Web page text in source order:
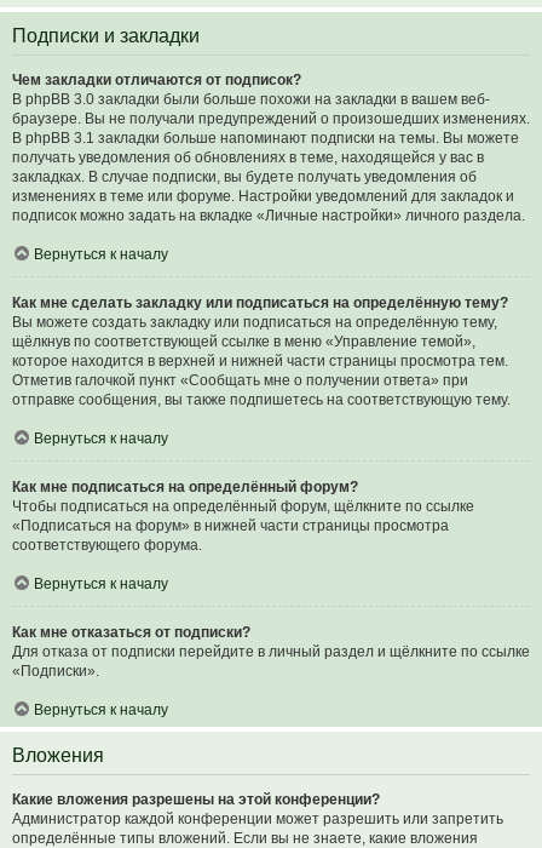
Подписки и закладки
Чем закладки отличаются от подписок?
В phpBB 3.0 закладки были больше похожи на закладки в вашем веб-
браузере. Вы не получали предупреждений о произошедших изменениях.
В phpBB 3.1 закладки больше напоминают подписки на темы. Вы можете
получать уведомления об обновлениях в теме, находящейся у вас в
закладках. В случае подписки, вы будете получать уведомления об
изменениях в теме или форуме. Настройки уведомлений для закладок и
подписок можно задать на вкладке «Личные настройки» личного раздела.
Вернуться к началу
Как мне сделать закладку или подписаться на определённую тему?
Вы можете создать закладку или подписаться на определённую тему,
щёлкнув по соответствующей ссылке в меню «Управление темой»,
которое находится в верхней и нижней части страницы просмотра тем.
Отметив галочкой пункт «Сообщать мне о получении ответа» при
отправке сообщения, вы также подпишетесь на соответствующую тему.
Вернуться к началу
Как мне подписаться на определённый форум?
Чтобы подписаться на определённый форум, щёлкните по ссылке
«Подписаться на форум» в нижней части страницы просмотра
соответствующего форума.
Вернуться к началу
Как мне отказаться от подписки?
Для отказа от подписки перейдите в личный раздел и щёлкните по ссылке
«Подписки».
Вернуться к началу
Вложения
Какие вложения разрешены на этой конференции?
Администратор каждой конференции может разрешить или запретить
определённые типы вложений. Если вы не знаете, какие вложения